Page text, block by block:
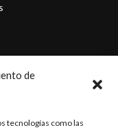
de
tecnologías como las